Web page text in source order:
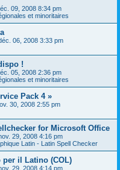
09, 2008 8:34 pm
et minoritaires
06, 2008 3:33 pm
!
05, 2008 2:36 pm
et minoritaires
Pack 4 »
30, 2008 2:55 pm
for Microsoft Office
29, 2008 4:16 pm
Latin - Latin Spell Checker
per il Latino (COL)
29, 2008 4:14 pm